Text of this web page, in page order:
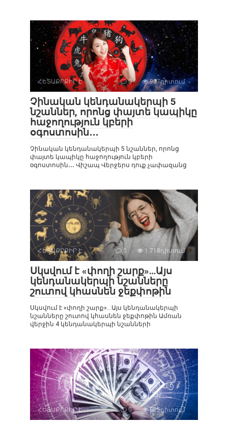
ՀԵՏԱՔՐՔԻՐ Է 0 907դիտում
Չինական կենդանակերպի 5
նշաններ, որոնց փայտե կապիկը
հաջողություն կբերի
օգոստոսին․․․
Չինական կենդանակերպի 5 նշաններ, որոնց
փայտե կապիկը հաջողություն կբերի
օգոստոսին․․․ Վիշապ Վերջերս դուք չափազանց
ՀԵՏԱՔՐՔԻՐ Է 0 1 718դիտում
Սկսվում է «փողի շարք»…Այս
կենդանակերպի նշանները
շուտով կհասնեն ջեքփոթին
Սկսվում է «փողի շարք»…Այս կենդանակերպի
նշանները շուտով կհասնեն ջեքփոթին Ամռան
վերջին 4 կենդանակերպի նշանների
ՀԵՏԱՔՐՔԻՐ Է 0 825դիտում